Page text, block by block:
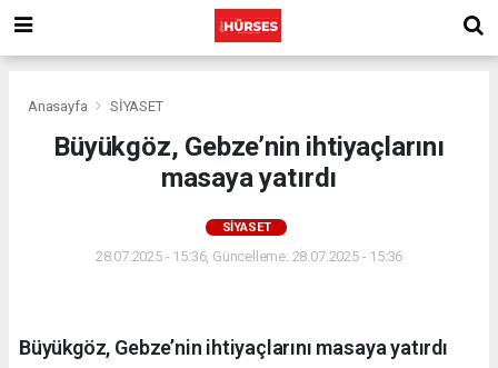
Anasayfa SİYASET
Büyükgöz, Gebze’nin ihtiyaçlarını
masaya yatırdı
SİYASET
28.07.2025 - 15:36, Güncelleme: 28.07.2025 - 15:36
Büyükgöz, Gebze’nin ihtiyaçlarını masaya yatırdı